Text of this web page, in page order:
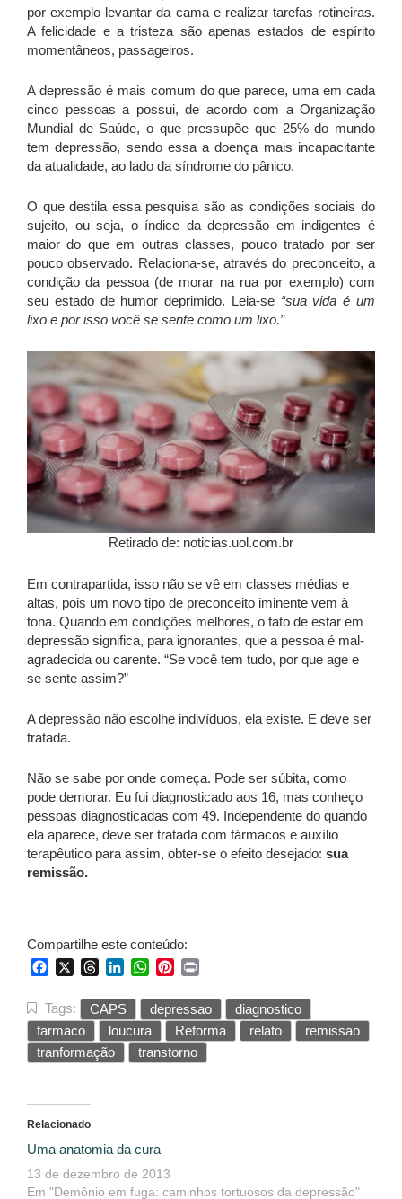
por exemplo levantar da cama e realizar tarefas rotineiras.
A felicidade e a tristeza são apenas estados de espírito
momentâneos, passageiros.
A depressão é mais comum do que parece, uma em cada
cinco pessoas a possui, de acordo com a Organização
Mundial de Saúde, o que pressupõe que 25% do mundo
tem depressão, sendo essa a doença mais incapacitante
da atualidade, ao lado da síndrome do pânico.
O que destila essa pesquisa são as condições sociais do
sujeito, ou seja, o índice da depressão em indigentes é
maior do que em outras classes, pouco tratado por ser
pouco observado. Relaciona-se, através do preconceito, a
condição da pessoa (de morar na rua por exemplo) com
seu estado de humor deprimido. Leia-se “sua vida é um
lixo e por isso você se sente como um lixo.”
Retirado de: noticias.uol.com.br
Em contrapartida, isso não se vê em classes médias e
altas, pois um novo tipo de preconceito iminente vem à
tona. Quando em condições melhores, o fato de estar em
depressão significa, para ignorantes, que a pessoa é mal-
agradecida ou carente. “Se você tem tudo, por que age e
se sente assim?”
A depressão não escolhe indivíduos, ela existe. E deve ser
tratada.
Não se sabe por onde começa. Pode ser súbita, como
pode demorar. Eu fui diagnosticado aos 16, mas conheço
pessoas diagnosticadas com 49. Independente do quando
ela aparece, deve ser tratada com fármacos e auxílio
terapêutico para assim, obter-se o efeito desejado: sua
remissão.
Compartilhe este conteúdo:
FacebookThreadsLinkedInWhatsApp
Pinterest
Tags: CAPS depressao
diagnostico
farmaco
loucura Reforma relato
remissao
tranformação
transtorno
Relacionado
Uma anatomia da cura
13 de dezembro de 2013
Em "Demônio em fuga: caminhos tortuosos da depressão"